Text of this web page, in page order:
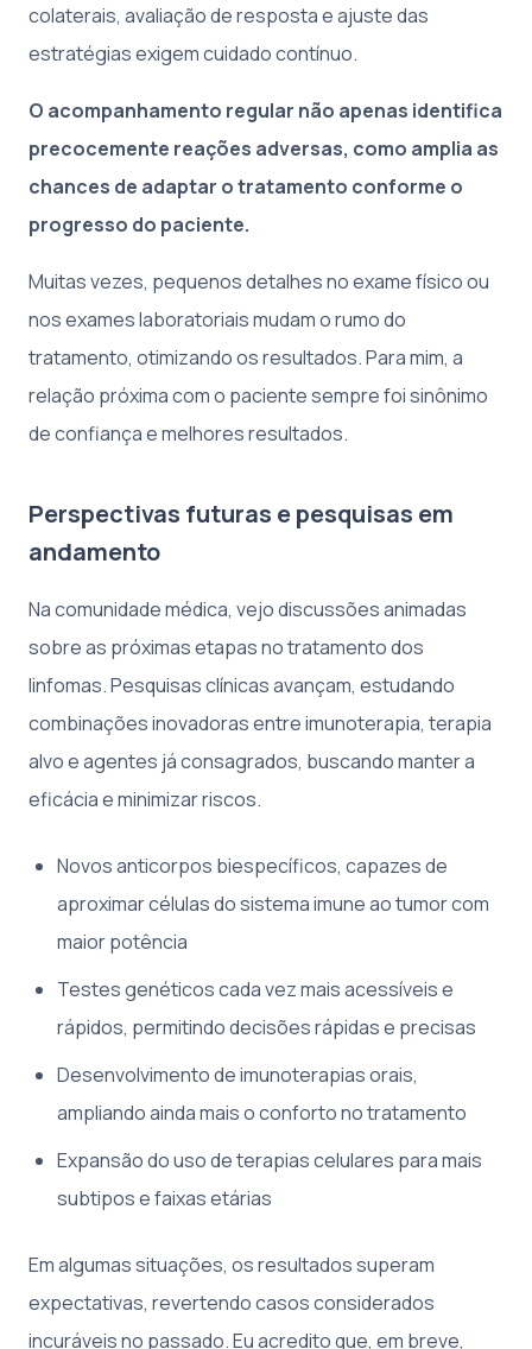
colaterais, avaliação de resposta e ajuste das
estratégias exigem cuidado contínuo.
O acompanhamento regular não apenas identifica
precocemente reações adversas, como amplia as
chances de adaptar o tratamento conforme o
progresso do paciente.
Muitas vezes, pequenos detalhes no exame físico ou
nos exames laboratoriais mudam o rumo do
tratamento, otimizando os resultados. Para mim, a
relação próxima com o paciente sempre foi sinônimo
de confiança e melhores resultados.
Perspectivas futuras e pesquisas em
andamento
Na comunidade médica, vejo discussões animadas
sobre as próximas etapas no tratamento dos
linfomas. Pesquisas clínicas avançam, estudando
combinações inovadoras entre imunoterapia, terapia
alvo e agentes já consagrados, buscando manter a
eficácia e minimizar riscos.
Novos anticorpos biespecíficos, capazes de
aproximar células do sistema imune ao tumor com
maior potência
Testes genéticos cada vez mais acessíveis e
rápidos, permitindo decisões rápidas e precisas
Desenvolvimento de imunoterapias orais,
ampliando ainda mais o conforto no tratamento
Expansão do uso de terapias celulares para mais
subtipos e faixas etárias
Em algumas situações, os resultados superam
expectativas, revertendo casos considerados
incuráveis no passado. Eu acredito que, em breve,